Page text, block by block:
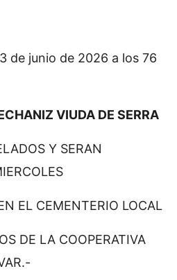
de junio de 2026 a los 76
VIUDA DE SERRA
Y SERAN
EL CEMENTERIO LOCAL
DE LA COOPERATIVA